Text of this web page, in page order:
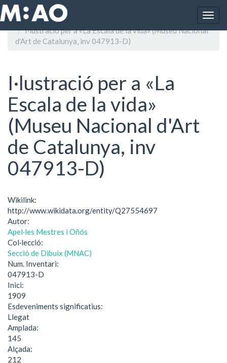
Vés al contingut
Inici
I·lustració per a «La Escala de la vida» (Museu Nacional
d'Art de Catalunya, inv 047913-D)
I·lustració per a «La
Escala de la vida»
(Museu Nacional d'Art
de Catalunya, inv
047913-D)
Wikilink:
http://www.wikidata.org/entity/Q27554697
Autor:
Apel·les Mestres i Oñós
Col·lecció:
Secció de Dibuix (MNAC)
Num. Inventari:
047913-D
Inici:
1909
Esdeveniments significatius:
Llegat
Amplada:
145
Alçada:
212